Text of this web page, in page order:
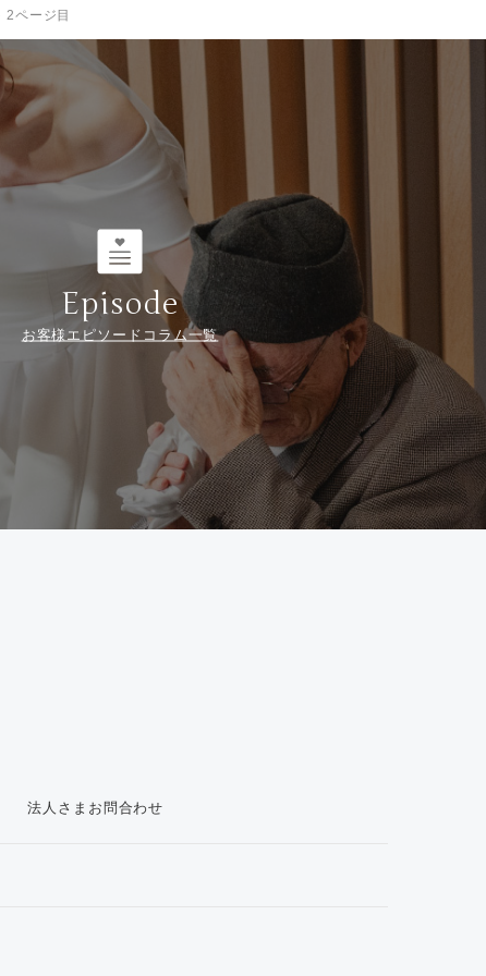
2ページ目
Episode
お客様エピソードコラム一覧
法人さまお問合わせ